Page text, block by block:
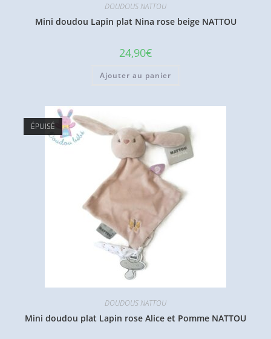
DOUDOUS NATTOU
Mini doudou Lapin plat Nina rose beige NATTOU
24,90€
Ajouter au panier
ÉPUISÉ
DOUDOUS NATTOU
Mini doudou plat Lapin rose Alice et Pomme NATTOU